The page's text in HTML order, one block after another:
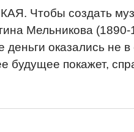
Чтобы создать
Мельникова
деньги оказались не
будущее покажет,